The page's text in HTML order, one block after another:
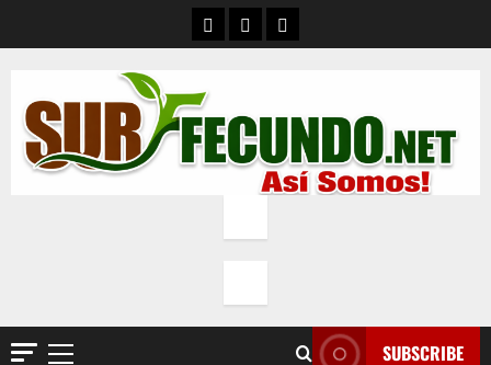
ContactoQuienes Somos
Política de privacidad
SUBSCRIBE